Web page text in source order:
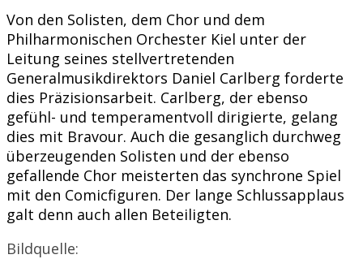
Von den Solisten, dem Chor und dem
Philharmonischen Orchester Kiel unter der
Leitung seines stellvertretenden
Generalmusikdirektors Daniel Carlberg forderte
dies Präzisionsarbeit. Carlberg, der ebenso
gefühl- und temperamentvoll dirigierte, gelang
dies mit Bravour. Auch die gesanglich durchweg
überzeugenden Solisten und der ebenso
gefallende Chor meisterten das synchrone Spiel
mit den Comicfiguren. Der lange Schlussapplaus
galt denn auch allen Beteiligten.
Bildquelle: